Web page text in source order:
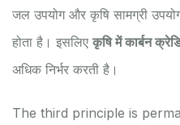
जल उपयोग और कृषि सामग्री
होता है। इसलिए कृषि में कार्बन
अधिक निर्भर करती है।
The third principle is